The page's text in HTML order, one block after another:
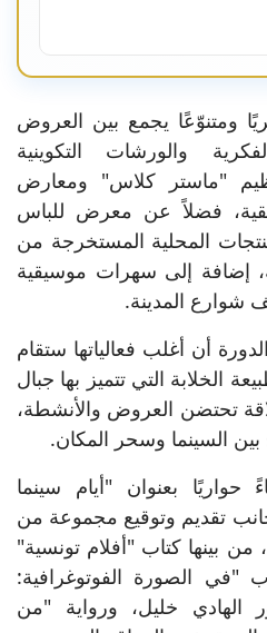
ومتنوّعًا يجمع بين العروض
والورشات التكوينية
"ماستر كلاس" ومعارض
فضلاً عن معرض للباس
المحلية المستخرجة من
إضافة إلى سهرات موسيقية
شوارع المدينة.
أن أغلب فعالياتها ستقام
الخلابة التي تتميز بها جبال
تحتضن العروض والأنشطة،
السينما وسحر المكان.
حواريًا بعنوان "أيام سينما
تقديم وتوقيع مجموعة من
من بينها كتاب "أفلام تونسية"
"في الصورة الفوتوغرافية:
الهادي خليل، ورواية "من